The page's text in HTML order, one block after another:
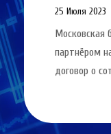
25 Июля 2023
Московская
партнёром
договор о